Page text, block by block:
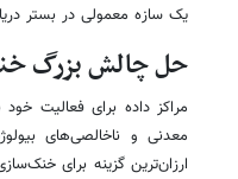
یک سازه معمولی در بستر
حل چالش بزرگ
مراکز داده برای فعالیت
معدنی و ناخالصی‌های
ارزان‌ترین گزینه برای